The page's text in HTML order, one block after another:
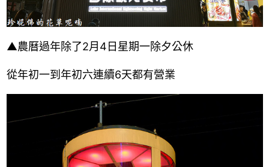
▲農曆過年除了2月4日星期一除夕公休
從年初一到年初六連續6天都有營業